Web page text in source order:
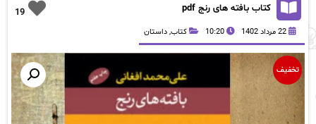
19 کتاب بافته های رنج pdf
22 مرداد 1402 10:20 کتاب, داستان
تخفیف